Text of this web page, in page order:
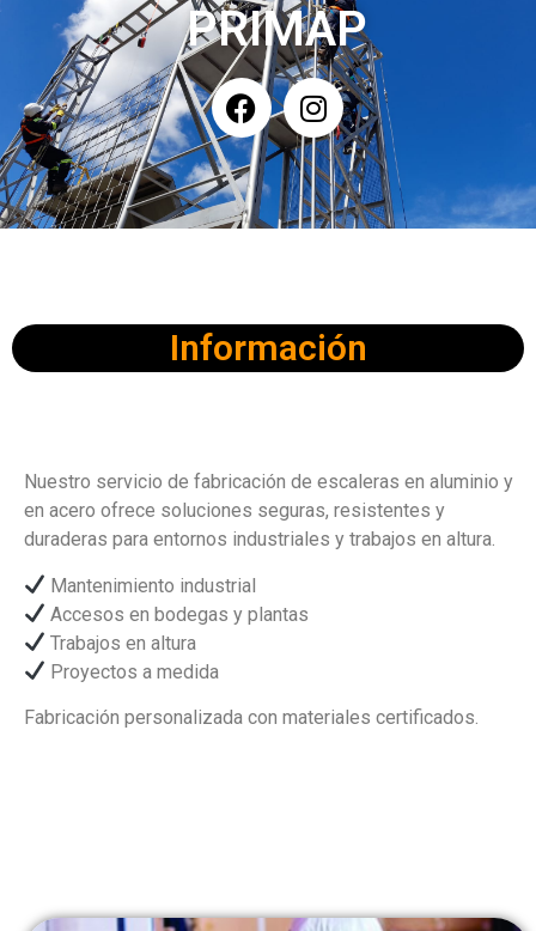
PRIMAP
Información
Nuestro servicio de fabricación de escaleras en aluminio y
en acero ofrece soluciones seguras, resistentes y
duraderas para entornos industriales y trabajos en altura.
Mantenimiento industrial
Accesos en bodegas y plantas
Trabajos en altura
Proyectos a medida
Fabricación personalizada con materiales certificados.